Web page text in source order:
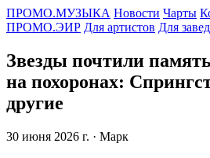
ПРОМО.МУЗЫКА Новости Чарты
ПРОМО.ЭИР Для артистов Для
Звезды почтили
на похоронах:
другие
30 июня 2026 г. · Марк